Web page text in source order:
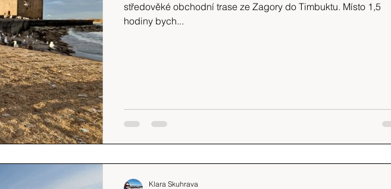
středověké obchodní trase ze Zagory do Timbuktu. Místo 1,5
hodiny bych...
Klara Skuhrava